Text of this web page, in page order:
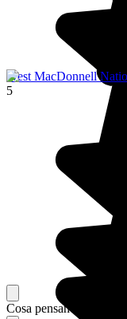
West MacDonnell
5
Cosa pensano i nostri